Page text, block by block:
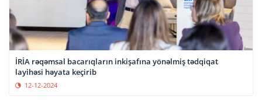
İRİA rəqəmsal bacarıqların inkişafına yönəlmiş tədqiqat
layihəsi həyata keçirib
12-12-2024